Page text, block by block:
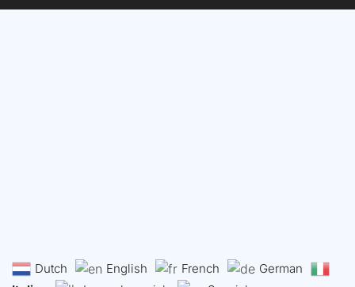
Dutch English French
German